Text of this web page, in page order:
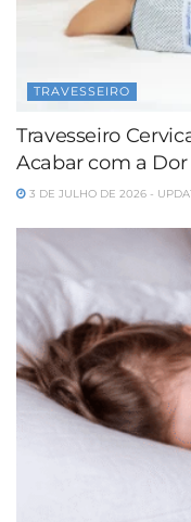
TRAVESSEIRO
Travesseiro
Acabar com a
3 DE JULHO DE 2026 -